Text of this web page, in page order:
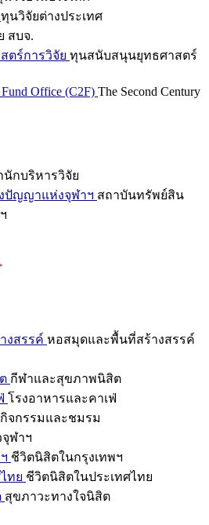
ทุนวิจัยต่างประเทศ
สบจ.
ตร์การวิจัย ทุนสนับสนุนยุทธศาสตร์
Office (C2F) The Second Century
นักบริหารวิจัย
ปัญญาแห่งจุฬาฯ สถาบันทรัพย์สิน
งสรรค์ หอสมุดและพื้นที่สร้างสรรค์
กีฬาและสุขภาพนิสิต
โรงอาหารและคาเฟ่
กิจกรรมและชมรม
ฬาฯ
ชีวิตนิสิตในกรุงเทพฯ
ทย ชีวิตนิสิตในประเทศไทย
สุขภาวะทางใจนิสิต